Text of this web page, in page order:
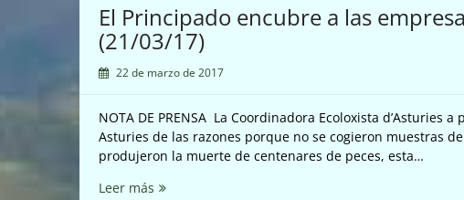
El Principado encubre a las
(21/03/17)
22 de marzo de 2017
NOTA DE PRENSA La Coordinadora Ecoloxista d’Asturies
Asturies de las razones porque no se cogieron muestras
produjeron la muerte de centenares de peces, esta…
Leer más El